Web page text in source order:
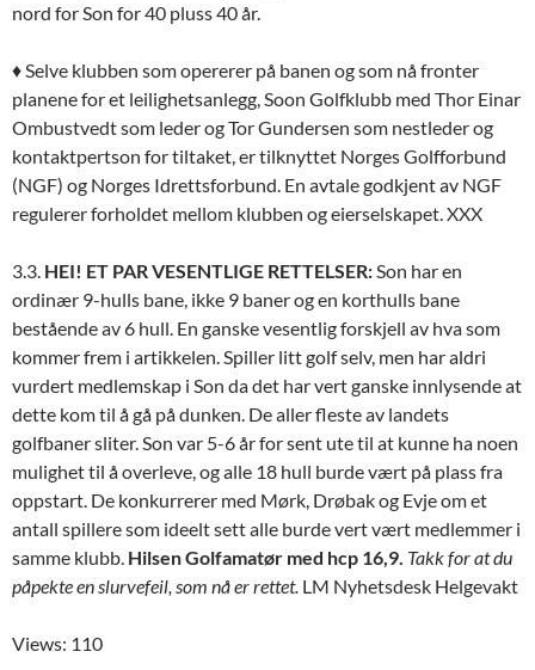
nord for Son for 40 pluss 40 år.
♦Selve klubben som opererer på banen og som nå fronter
planene for et leilighetsanlegg, Soon Golfklubb med Thor Einar
Ombustvedt som leder og Tor Gundersen som nestleder og
kontaktpertson for tiltaket, er tilknyttet Norges Golfforbund
(NGF) og Norges Idrettsforbund. En avtale godkjent av NGF
regulerer forholdet mellom klubben og eierselskapet. XXX
3.3. HEI! ET PAR VESENTLIGE RETTELSER:Son har en
ordinær 9-hulls bane, ikke 9 baner og en korthulls bane
bestående av 6 hull. En ganske vesentlig forskjell av hva som
kommer frem i artikkelen. Spiller litt golf selv, men har aldri
vurdert medlemskap i Son da det har vert ganske innlysende at
dette kom til å gå på dunken. De aller fleste av landets
golfbaner sliter. Son var 5-6 år for sent ute til at kunne ha noen
mulighet til å overleve, og alle 18 hull burde vært på plass fra
oppstart. De konkurrerer med Mørk, Drøbak og Evje om et
antall spillere som ideelt sett alle burde vert vært medlemmer i
samme klubb. Hilsen Golfamatør med hcp 16,9. Takk for at du
påpekte en slurvefeil, som nå er rettet. LM Nyhetsdesk Helgevakt
Views: 110